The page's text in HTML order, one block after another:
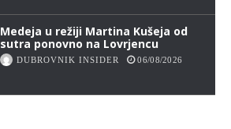
Medeja u režiji Martina Kušeja od
sutra ponovno na Lovrjencu
DUBROVNIK INSIDER 06/08/2026